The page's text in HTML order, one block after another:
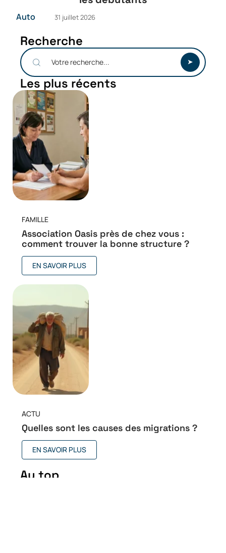
Auto 31 juillet 2026
Recherche
Les plus récents
FAMILLE
Association Oasis près de chez vous :
comment trouver la bonne structure ?
EN SAVOIR PLUS
ACTU
Quelles sont les causes des migrations ?
EN SAVOIR PLUS
Au top